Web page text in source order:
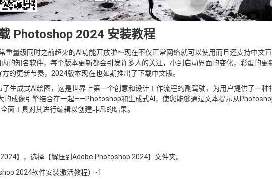
Photoshop 2024 安装教程
重量级同时之前超火的AI功能开放啦～现在不仅正常网络就可以使用而且还支持中文
的知名软件，每个版本更新都会引发许多人的关注，小到启动界面的变化，彩蛋的更
的更新节奏，2024版本现在也如期推出了下载中文版。
生成式AI绘图，这是世界上第一个创意和设计工作流程的副驾驶，为用户提供了一种
的成像引擎结合在一起——Photoshop和生成式AI，使您能够通过文本提示从
面工具对其进行编辑以创建非凡的结果。
】，选择【解压到Adobe Photoshop 2024】文件夹。